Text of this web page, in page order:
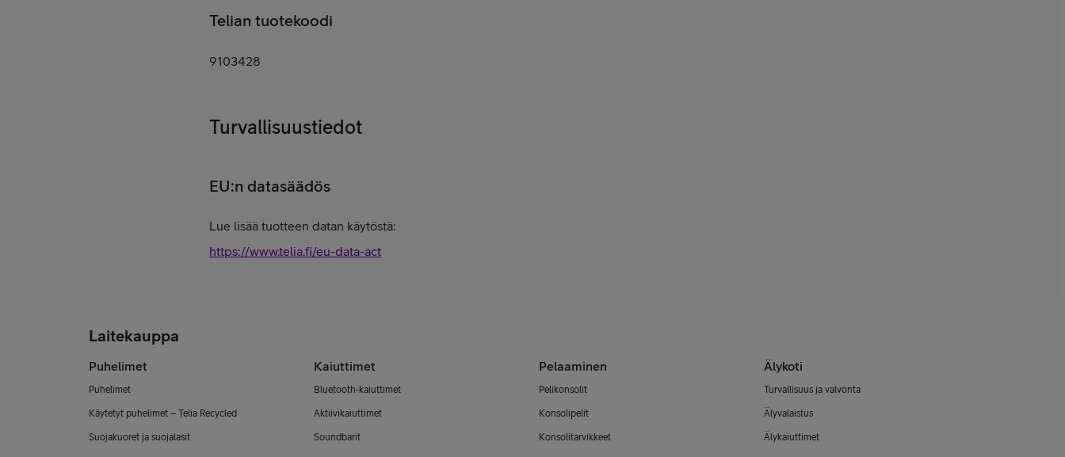
Telian tuotekoodi
9103428
Turvallisuustiedot
EU:n datasäädös
Lue lisää tuotteen datan käytöstä:
https://www.telia.fi/eu-data-act
Laitekauppa
Puhelimet
Puhelimet
Käytetyt puhelimet – Telia Recycled
Suojakuoret ja suojalasit
Kaiuttimet
Bluetooth-kaiuttimet
Aktiivikaiuttimet
Soundbarit
Pelaaminen
Pelikonsolit
Konsolipelit
Konsolitarvikkeet
Älykoti
Turvallisuus ja valvonta
Älyvalaistus
Älykaiuttimet